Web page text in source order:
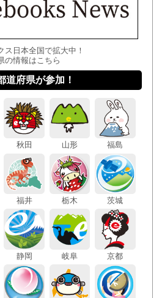
ス日本全国で拡大中！
の情報はこちら
道府県が参加！
秋田 山形 福島
福井 栃木 茨城
静岡 岐阜 京都